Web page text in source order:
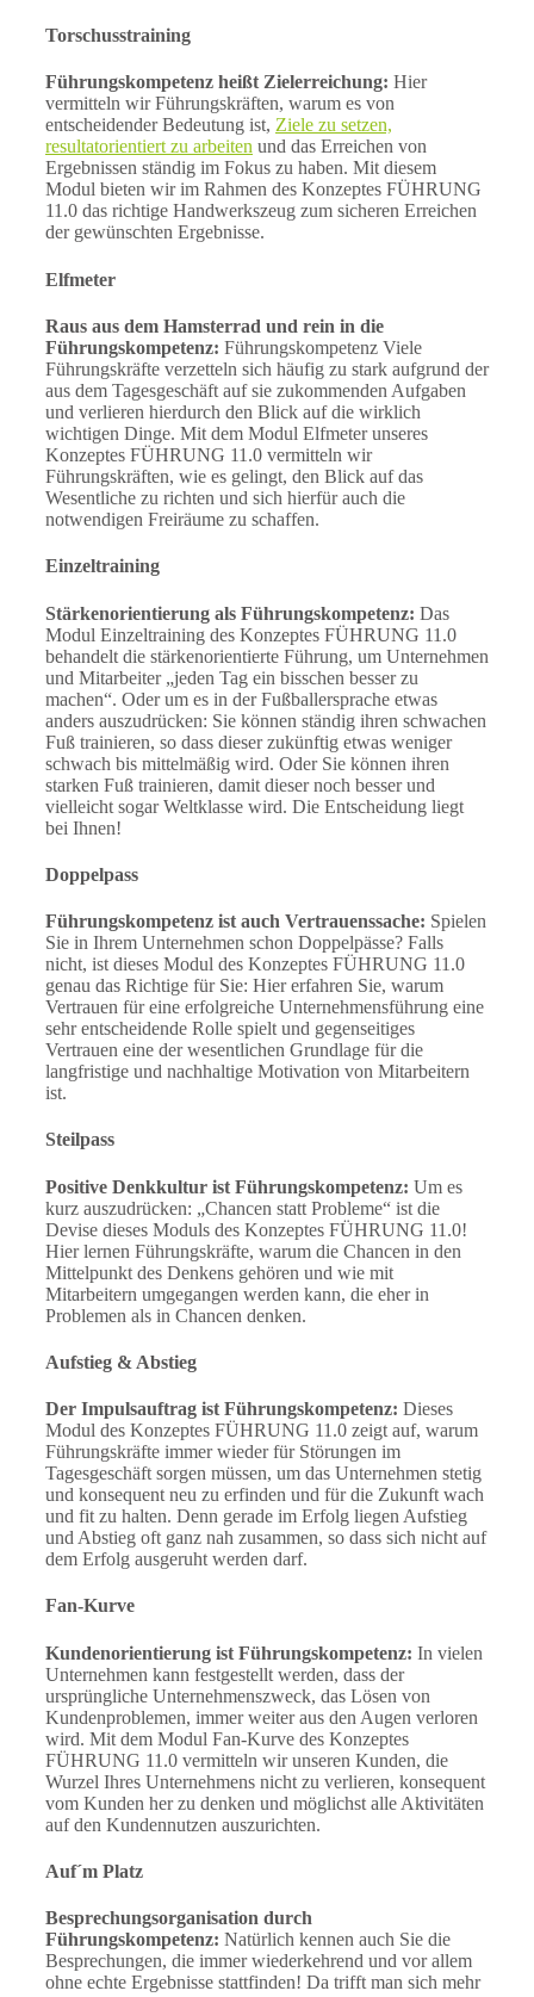
Torschusstraining
Führungskompetenz heißt Zielerreichung: Hier
vermitteln wir Führungskräften, warum es von
entscheidender Bedeutung ist, Ziele zu setzen,
resultatorientiert zu arbeiten und das Erreichen von
Ergebnissen ständig im Fokus zu haben. Mit diesem
Modul bieten wir im Rahmen des Konzeptes FÜHRUNG
11.0 das richtige Handwerkszeug zum sicheren Erreichen
der gewünschten Ergebnisse.
Elfmeter
Raus aus dem Hamsterrad und rein in die
Führungskompetenz: Führungskompetenz Viele
Führungskräfte verzetteln sich häufig zu stark aufgrund der
aus dem Tagesgeschäft auf sie zukommenden Aufgaben
und verlieren hierdurch den Blick auf die wirklich
wichtigen Dinge. Mit dem Modul Elfmeter unseres
Konzeptes FÜHRUNG 11.0 vermitteln wir
Führungskräften, wie es gelingt, den Blick auf das
Wesentliche zu richten und sich hierfür auch die
notwendigen Freiräume zu schaffen.
Einzeltraining
Stärkenorientierung als Führungskompetenz: Das
Modul Einzeltraining des Konzeptes FÜHRUNG 11.0
behandelt die stärkenorientierte Führung, um Unternehmen
und Mitarbeiter „jeden Tag ein bisschen besser zu
machen“. Oder um es in der Fußballersprache etwas
anders auszudrücken: Sie können ständig ihren schwachen
Fuß trainieren, so dass dieser zukünftig etwas weniger
schwach bis mittelmäßig wird. Oder Sie können ihren
starken Fuß trainieren, damit dieser noch besser und
vielleicht sogar Weltklasse wird. Die Entscheidung liegt
bei Ihnen!
Doppelpass
Führungskompetenz ist auch Vertrauenssache: Spielen
Sie in Ihrem Unternehmen schon Doppelpässe? Falls
nicht, ist dieses Modul des Konzeptes FÜHRUNG 11.0
genau das Richtige für Sie: Hier erfahren Sie, warum
Vertrauen für eine erfolgreiche Unternehmensführung eine
sehr entscheidende Rolle spielt und gegenseitiges
Vertrauen eine der wesentlichen Grundlage für die
langfristige und nachhaltige Motivation von Mitarbeitern
ist.
Steilpass
Positive Denkkultur ist Führungskompetenz: Um es
kurz auszudrücken: „Chancen statt Probleme“ ist die
Devise dieses Moduls des Konzeptes FÜHRUNG 11.0!
Hier lernen Führungskräfte, warum die Chancen in den
Mittelpunkt des Denkens gehören und wie mit
Mitarbeitern umgegangen werden kann, die eher in
Problemen als in Chancen denken.
Aufstieg & Abstieg
Der Impulsauftrag ist Führungskompetenz: Dieses
Modul des Konzeptes FÜHRUNG 11.0 zeigt auf, warum
Führungskräfte immer wieder für Störungen im
Tagesgeschäft sorgen müssen, um das Unternehmen stetig
und konsequent neu zu erfinden und für die Zukunft wach
und fit zu halten. Denn gerade im Erfolg liegen Aufstieg
und Abstieg oft ganz nah zusammen, so dass sich nicht auf
dem Erfolg ausgeruht werden darf.
Fan-Kurve
Kundenorientierung ist Führungskompetenz: In vielen
Unternehmen kann festgestellt werden, dass der
ursprüngliche Unternehmenszweck, das Lösen von
Kundenproblemen, immer weiter aus den Augen verloren
wird. Mit dem Modul Fan-Kurve des Konzeptes
FÜHRUNG 11.0 vermitteln wir unseren Kunden, die
Wurzel Ihres Unternehmens nicht zu verlieren, konsequent
vom Kunden her zu denken und möglichst alle Aktivitäten
auf den Kundennutzen auszurichten.
Auf´m Platz
Besprechungsorganisation durch
Führungskompetenz: Natürlich kennen auch Sie die
Besprechungen, die immer wiederkehrend und vor allem
ohne echte Ergebnisse stattfinden! Da trifft man sich mehr